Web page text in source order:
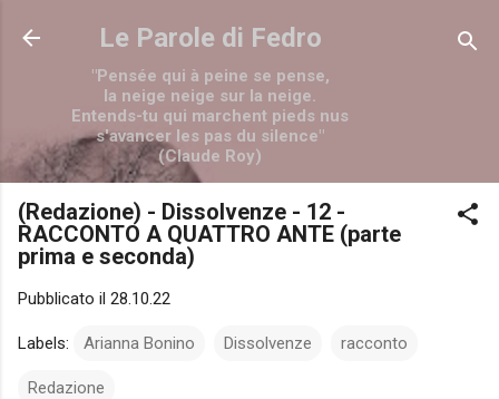
Passa ai contenuti principali
Le Parole di Fedro
"Pensée qui à peine se pense,
la neige neige sur la neige.
Entends-tu qui marchent pieds nus
s'avancer les pas du silence"
(Claude Roy)
(Redazione) - Dissolvenze - 12 -
RACCONTO A QUATTRO ANTE (parte
prima e seconda)
Pubblicato il 28.10.22
Labels: Arianna Bonino Dissolvenze racconto
Redazione